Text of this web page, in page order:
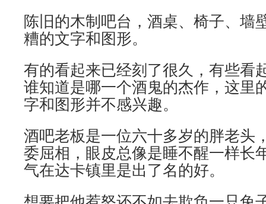
陈旧的木制吧台，酒桌、椅子、墙
糟的文字和图形。
有的看起来已经刻了很久，有些看
谁知道是哪一个酒鬼的杰作，这里
字和图形并不感兴趣。
酒吧老板是一位六十多岁的胖老头
委屈相，眼皮总像是睡不醒一样长
气在达卡镇里是出了名的好。